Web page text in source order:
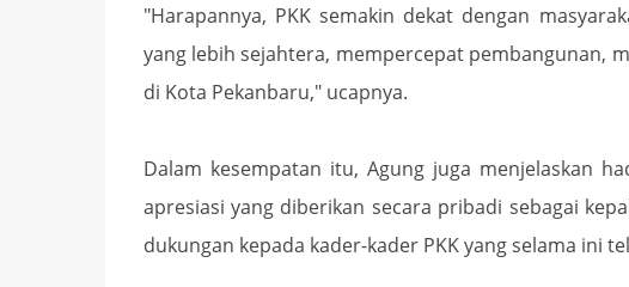
"Harapannya, PKK semakin dekat dengan
yang lebih sejahtera, mempercepat pembangunan,
di Kota Pekanbaru," ucapnya.
Dalam kesempatan itu, Agung juga menjelaskan
apresiasi yang diberikan secara pribadi sebagai
dukungan kepada kader-kader PKK yang selama ini